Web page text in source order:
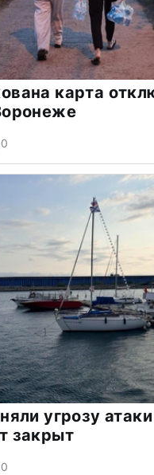
карта
0
угрозу
закрыт
0